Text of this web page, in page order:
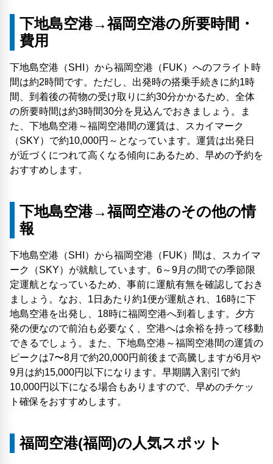
下地島空港→福岡空港の所要時間・
費用
下地島空港（SHI）から福岡空港（FUK）へのフライト時
間は約2時間です。ただし、出発時の搭乗手続きに約1時
間、到着後の荷物の受け取りに約30分かかるため、全体
の所要時間は約3時間30分を見込んでおきましょう。ま
た、下地島空港～福岡空港間の運賃は、スカイマーク
（SKY）で約10,000円～となっています。運賃は出発日
が近づくにつれて高くなる傾向にあるため、早めの予約を
おすすめします。
下地島空港→福岡空港のその他の情
報
下地島空港（SHI）から福岡空港（FUK）間は、スカイマ
ーク（SKY）が就航しています。6～9月の間での季節限
定運航となっているため、事前に運航有無を確認しておき
ましょう。なお、1日あたり約1便が運航され、16時に下
地島空港を出発し、18時に福岡空港へ到着します。夕方
発の便なので前泊も必要なく、空港へは余裕を持って移動
できるでしょう。また、下地島空港～福岡空港間の運賃の
ピークは7〜8月で約20,000円前後まで高騰しますが6月や
9月は約15,000円以下になります。早期購入割引で約
10,000円以下になる場合もありますので、早めのチケッ
ト確保をおすすめします。
福岡空港(福岡)の人気スポット